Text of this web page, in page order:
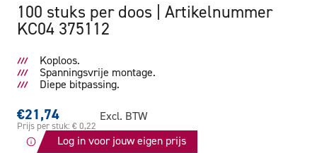
100 stuks per doos
Artikelnummer
KC04 375112
Koploos.
Spanningsvrije montage.
Diepe bitpassing.
€21,74
Prijs per stuk: € 0,22
Excl. BTW
Log in voor jouw eigen prijs